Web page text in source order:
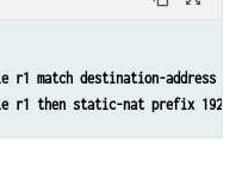
match destination-address
r1 then static-nat prefix